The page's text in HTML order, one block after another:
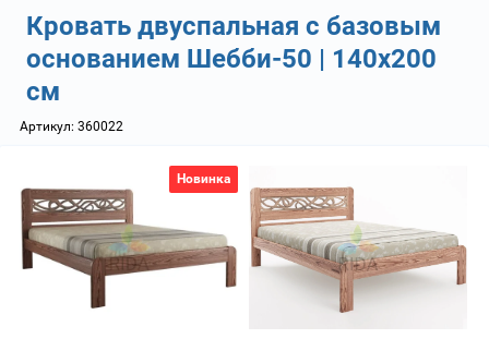
Кровать двуспальная с базовым
основанием Шебби-50 | 140х200
см
Артикул: 360022
Новинка